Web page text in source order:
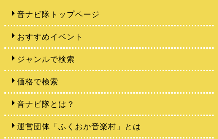
音ナビ隊トップページ
おすすめイベント
ジャンルで検索
価格で検索
音ナビ隊とは？
運営団体「ふくおか音楽村」とは